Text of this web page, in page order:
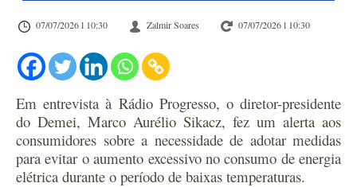
07/07/2026 l 10:30 Zalmir Soares 07/07/2026 l 10:30
Em entrevista à Rádio Progresso, o diretor-presidente
do Demei, Marco Aurélio Sikacz, fez um alerta aos
consumidores sobre a necessidade de adotar medidas
para evitar o aumento excessivo no consumo de energia
elétrica durante o período de baixas temperaturas.